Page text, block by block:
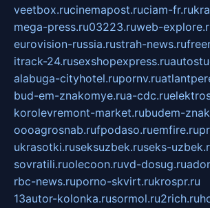
veetbox.rucinemapost.ruciam-fr.ru
mega-press.ru03223.ruweb-
eurovision-russia.rustrah-news.ru
itrack-24.rusexshopexpress.ru
alabuga-cityhotel.rupornv.ru
bud-em-znakomye.rua-cdc.ru
korolevremont-market.rubudem-
oooagrosnab.rufpodaso.ruemfire.ru
ukrasotki.ruseksuzbek.ruseks-
sovratili.ruolecoon.ruvd-dosug.ru
rbc-news.ruporno-skvirt.rukrospr.ru
13autor-kolonka.rusormol.ru2rich.ru